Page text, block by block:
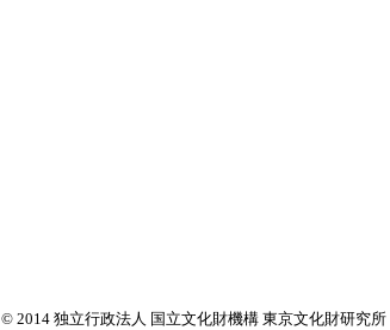
© 2014 独立行政法人 国立文化財機構 東京文化財研究所